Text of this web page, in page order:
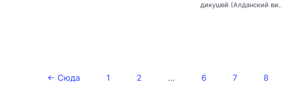
дикушей (Алданский
← Сюда 1 2 … 6 7 8